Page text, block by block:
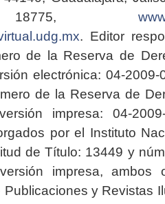
. Editor
de la Reserva de
electrónica: 04-2009-
de la Reserva de
impresa: 04-2009-
por el Instituto
de Título: 13449 y
impresa, ambos
Publicaciones y Revistas